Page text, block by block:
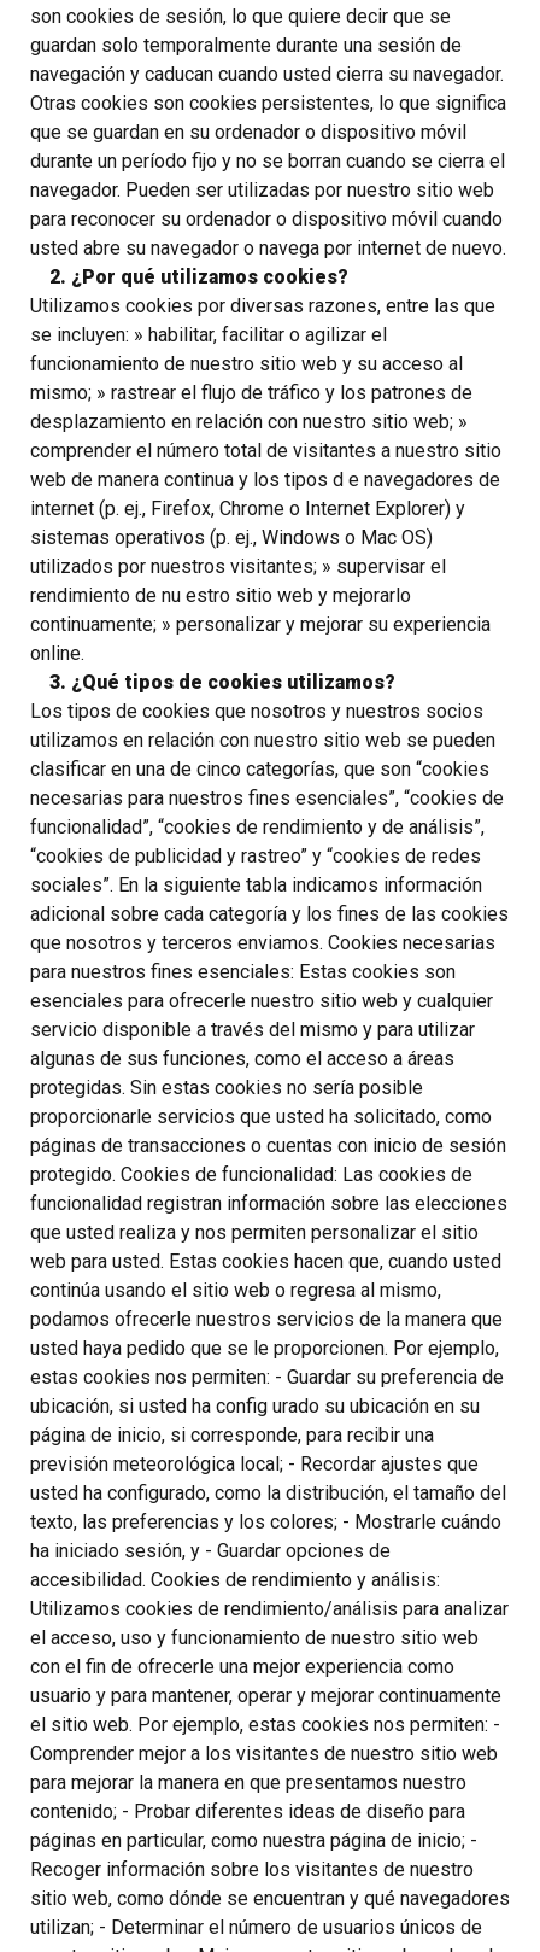
son cookies de sesión, lo que quiere decir que se
guardan solo temporalmente durante una sesión de
navegación y caducan cuando usted cierra su navegador.
Otras cookies son cookies persistentes, lo que significa
que se guardan en su ordenador o dispositivo móvil
durante un período fijo y no se borran cuando se cierra el
navegador. Pueden ser utilizadas por nuestro sitio web
para reconocer su ordenador o dispositivo móvil cuando
usted abre su navegador o navega por internet de nuevo.
2. ¿Por qué utilizamos cookies?
Utilizamos cookies por diversas razones, entre las que
se incluyen: » habilitar, facilitar o agilizar el
funcionamiento de nuestro sitio web y su acceso al
mismo; » rastrear el flujo de tráfico y los patrones de
desplazamiento en relación con nuestro sitio web; »
comprender el número total de visitantes a nuestro sitio
web de manera continua y los tipos d e navegadores de
internet (p. ej., Firefox, Chrome o Internet Explorer) y
sistemas operativos (p. ej., Windows o Mac OS)
utilizados por nuestros visitantes; » supervisar el
rendimiento de nu estro sitio web y mejorarlo
continuamente; » personalizar y mejorar su experiencia
online.
3. ¿Qué tipos de cookies utilizamos?
Los tipos de cookies que nosotros y nuestros socios
utilizamos en relación con nuestro sitio web se pueden
clasificar en una de cinco categorías, que son “cookies
necesarias para nuestros fines esenciales”, “cookies de
funcionalidad”, “cookies de rendimiento y de análisis”,
“cookies de publicidad y rastreo” y “cookies de redes
sociales”. En la siguiente tabla indicamos información
adicional sobre cada categoría y los fines de las cookies
que nosotros y terceros enviamos. Cookies necesarias
para nuestros fines esenciales: Estas cookies son
esenciales para ofrecerle nuestro sitio web y cualquier
servicio disponible a través del mismo y para utilizar
algunas de sus funciones, como el acceso a áreas
protegidas. Sin estas cookies no sería posible
proporcionarle servicios que usted ha solicitado, como
páginas de transacciones o cuentas con inicio de sesión
protegido. Cookies de funcionalidad: Las cookies de
funcionalidad registran información sobre las elecciones
que usted realiza y nos permiten personalizar el sitio
web para usted. Estas cookies hacen que, cuando usted
continúa usando el sitio web o regresa al mismo,
podamos ofrecerle nuestros servicios de la manera que
usted haya pedido que se le proporcionen. Por ejemplo,
estas cookies nos permiten: - Guardar su preferencia de
ubicación, si usted ha config urado su ubicación en su
página de inicio, si corresponde, para recibir una
previsión meteorológica local; - Recordar ajustes que
usted ha configurado, como la distribución, el tamaño del
texto, las preferencias y los colores; - Mostrarle cuándo
ha iniciado sesión, y - Guardar opciones de
accesibilidad. Cookies de rendimiento y análisis:
Utilizamos cookies de rendimiento/análisis para analizar
el acceso, uso y funcionamiento de nuestro sitio web
con el fin de ofrecerle una mejor experiencia como
usuario y para mantener, operar y mejorar continuamente
el sitio web. Por ejemplo, estas cookies nos permiten: -
Comprender mejor a los visitantes de nuestro sitio web
para mejorar la manera en que presentamos nuestro
contenido; - Probar diferentes ideas de diseño para
páginas en particular, como nuestra página de inicio; -
Recoger información sobre los visitantes de nuestro
sitio web, como dónde se encuentran y qué navegadores
utilizan; - Determinar el número de usuarios únicos de